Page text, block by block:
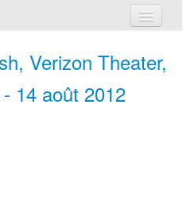
Verizon Theater,
14 août 2012